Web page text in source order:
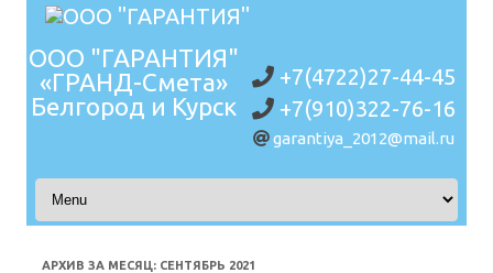
+7(4722)27-44-45
+7(910)322-76-16
garantiya_2012@mail.ru
ООО "ГАРАНТИЯ"
«ГРАНД-Смета»
Белгород и Курск
Перейти к содержимому
АРХИВ ЗА МЕСЯЦ: СЕНТЯБРЬ 2021